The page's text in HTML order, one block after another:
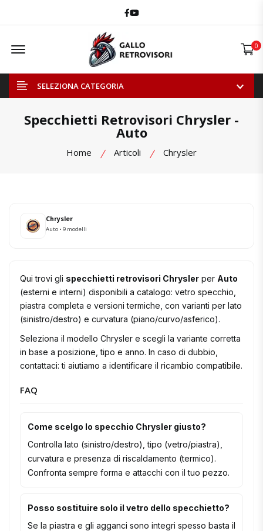
Facebook
Youtube
Offcanvas Menu Open 0
SELEZIONA CATEGORIA
Specchietti Retrovisori Chrysler -
Auto
Home Articoli Chrysler
Chrysler
Auto • 9 modelli
Qui trovi gli specchietti retrovisori Chrysler per Auto
(esterni e interni) disponibili a catalogo: vetro specchio,
piastra completa e versioni termiche, con varianti per lato
(sinistro/destro) e curvatura (piano/curvo/asferico).
Seleziona il modello Chrysler e scegli la variante corretta
in base a posizione, tipo e anno. In caso di dubbio,
contattaci: ti aiutiamo a identificare il ricambio compatibile.
FAQ
Come scelgo lo specchio Chrysler giusto?
Controlla lato (sinistro/destro), tipo (vetro/piastra),
curvatura e presenza di riscaldamento (termico).
Confronta sempre forma e attacchi con il tuo pezzo.
Posso sostituire solo il vetro dello specchietto?
Se la piastra e gli agganci sono integri spesso basta il